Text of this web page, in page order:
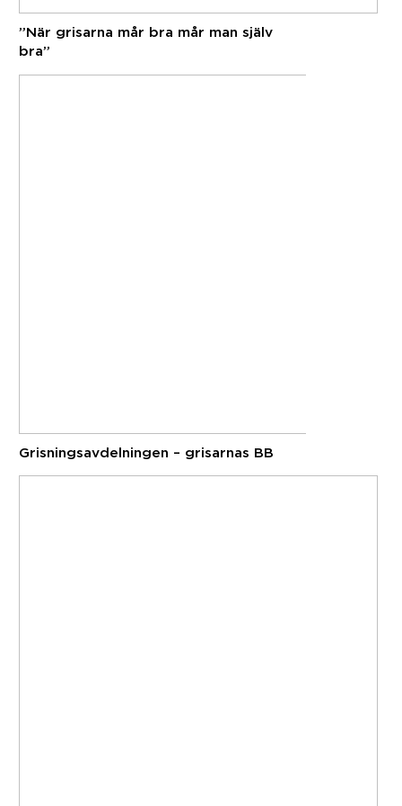
”När grisarna mår bra mår man själv
bra”
Grisningsavdelningen – grisarnas BB